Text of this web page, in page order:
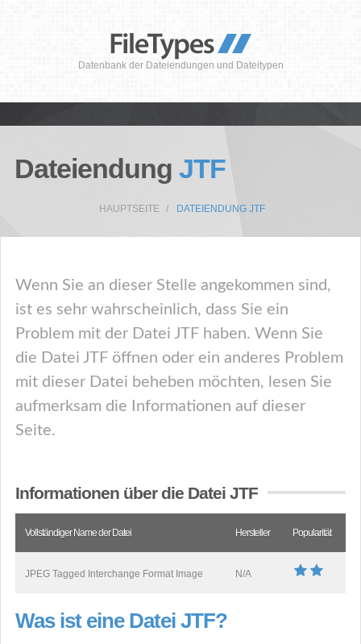
Datenbank der Dateiendungen und Dateitypen
Dateiendung JTF
HAUPTSEITE DATEIENDUNG JTF
Wenn Sie an dieser Stelle angekommen sind,
ist es sehr wahrscheinlich, dass Sie ein
Problem mit der Datei JTF haben. Wenn Sie
die Datei JTF öffnen oder ein anderes Problem
mit dieser Datei beheben möchten, lesen Sie
aufmerksam die Informationen auf dieser
Seite.
Informationen über die Datei JTF
Vollständiger Name der Datei Hersteller Popularität
JPEG Tagged Interchange Format Image N/A
Was ist eine Datei JTF?